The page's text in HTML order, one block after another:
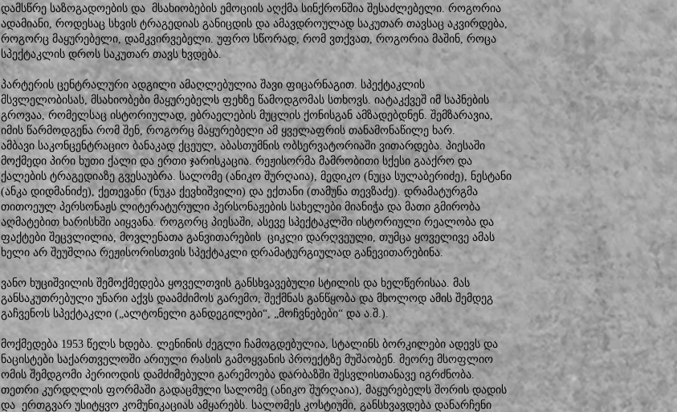
დამსწრე საზოგადოების და მსახიობების ემოციის აღქმა სინქრონშია შესაძლებელი. როგორია
ადამიანი, როდესაც სხვის ტრაგედიას განიცდის და ამავდროულად საკუთარ თავსაც აკვირდება,
როგორც მაყურებელი, დამკვირვებელი. უფრო სწორად, რომ ვთქვათ, როგორია მაშინ, როცა
სპექტაკლის დროს საკუთარ თავს ხვდება.
პარტერის ცენტრალური ადგილი ამაღლებულია შავი ფიცარნაგით. სპექტაკლის
მსვლელობისას, მსახიობები მაყურებელს ფეხზე წამოდგომას სთხოვს. იატაკქვეშ იმ საპნების
გროვაა, რომელსაც ისტორიულად, ებრაელების მუცლის ქონისგან ამზადებდნენ. შემზარავია,
იმის წარმოდგენა რომ შენ, როგორც მაყურებელი ამ ყველაფრის თანამონაწილე ხარ.
ამბავი საკონცენტრაციო ბანაკად ქცეულ, აბასთუმნის ობსერვატორიაში ვითარდება. პიესაში
მოქმედი პირი ხუთი ქალი და ერთი ჯარისკაცია. რეჟისორმა მამრობითი სქესი გააქრო და
ქალების ტრაგედიაზე გვესაუბრა. სალომე (ანიკო შურღაია), მედიკო (ნუცა სულაბერიძე), ნესტანი
(ანკა დიდმანიძე), ქეთევანი (ნუკა ქევხიშვილი) და ექთანი (თამუნა თევზაძე). დრამატურგმა
თითოეულ პერსონაჟს ლიტერატურული პერსონაჟების სახელები მიანიჭა და მათი გმირობა
აღმატებით ხარისხში აიყვანა. როგორც პიესაში, ასევე სპექტაკლში ისტორიული რეალობა და
ფაქტები შეცვლილია, მოვლენათა განვითარების ციკლი დარღვეული, თუმცა ყოველივე ამას
ხელი არ შეუშლია რეჟისორისთვის სპექტაკლი დრამატურგიულად განევითარებინა.
ვანო ხუციშვილის შემოქმედება ყოველთვის განსხვავებული სტილის და ხელწერისაა. მას
განსაკუთრებული უნარი აქვს დაამძიმოს გარემო, შექმნას განწყობა და მხოლოდ ამის შემდეგ
გაჩვენოს სპექტაკლი („ალტონელი განდეგილები“, „მოჩვნებები“ და ა.შ.).
მოქმედება 1953 წელს ხდება. ლენინის ძეგლი ჩამოგდებულია, სტალინს ბორკილები ადევს და
ნაცისტები საქართველოში არიული რასის გამოყვანის პროექტზე მუშაობენ. მეორე მსოფლიო
ომის შემდგომი პერიოდის დამძიმებული გარემოება დარბაზში შესვლისთანავე იგრძნობა.
თეთრი კურდღლის ფორმაში გადაცმული სალომე (ანიკო შურღაია), მაყურებელს შორის დადის
და ერთგვარ უსიტყვო კომუნიკაციას ამყარებს. სალომეს კოსტიუმი, განსხვავდება დანარჩენი